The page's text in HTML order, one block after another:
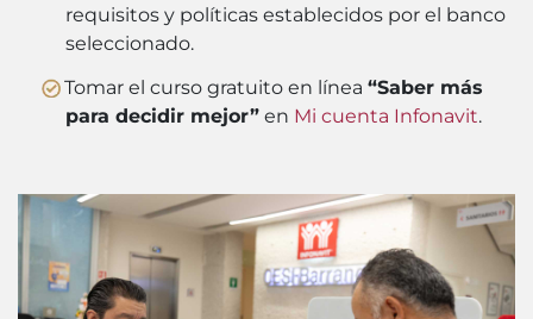
requisitos y políticas establecidos por el banco
seleccionado.
Tomar el curso gratuito en línea “Saber más
para decidir mejor” en Mi cuenta Infonavit.